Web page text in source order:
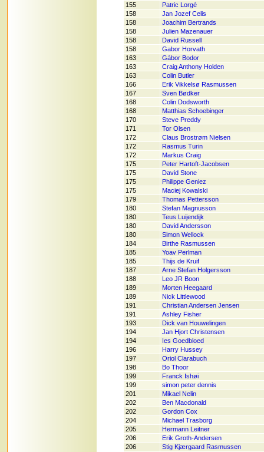
155
Patric Lorgé
158
Jan Jozef Celis
158
Joachim Bertrands
158
Julien Mazenauer
158
David Russell
158
Gabor Horvath
163
Gábor Bodor
163
Craig Anthony Holden
163
Colin Butler
166
Erik Vikkelsø Rasmussen
167
Sven Bødker
168
Colin Dodsworth
168
Matthias Schoebinger
170
Steve Preddy
171
Tor Olsen
172
Claus Brostrøm Nielsen
172
Rasmus Turin
172
Markus Craig
175
Peter Hartoft-Jacobsen
175
David Stone
175
Philippe Geniez
175
Maciej Kowalski
179
Thomas Pettersson
180
Stefan Magnusson
180
Teus Luijendijk
180
David Andersson
180
Simon Wellock
184
Birthe Rasmussen
185
Yoav Perlman
185
Thijs de Kruif
187
Arne Stefan Holgersson
188
Leo JR Boon
189
Morten Heegaard
189
Nick Littlewood
191
Christian Andersen Jensen
191
Ashley Fisher
193
Dick van Houwelingen
194
Jan Hjort Christensen
194
Ies Goedbloed
196
Harry Hussey
197
Oriol Clarabuch
198
Bo Thoor
199
Franck Ishøi
199
simon peter dennis
201
Mikael Nelin
202
Ben Macdonald
202
Gordon Cox
204
Michael Trasborg
205
Hermann Leitner
206
Erik Groth-Andersen
206
Stig Kjærgaard Rasmussen